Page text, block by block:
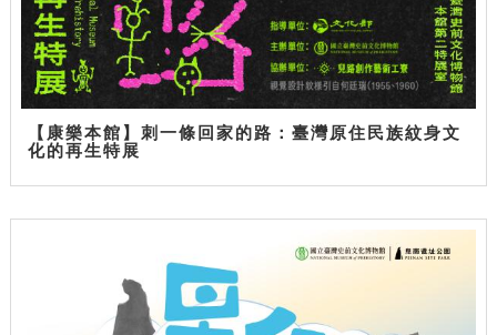
【康樂本館】刺一條回家的路：臺灣原住民族紋身文
化的再生特展